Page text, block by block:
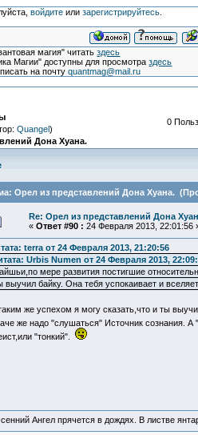
войдитеили зарегистрируйтесь.
магия" читатьздесь
Магии" доступны для просмотраздесь
на почтуquantmag@mail.ru
Quangel)
Дона Хуана.
0
Орел из представлений Дона Хуана.
Re: Орел из представлений Дона
« Ответ #90 : 24 Февраля 2013, 22:01:56
terra от 24 Февраля 2013, 21:20:56
Urbis Numen от 24 Февраля 2013,
мере развития постигшие
выучил байку. Она тебя успокаивает и
же успехом я могу сказать,что и ты
же надо "слушаться" Источник сознания.
"тонкий".
Ангел прячется в дождях. В листве